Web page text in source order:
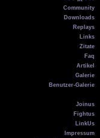
Community
Downloads
Replays
Links
Zitate
Faq
Artikel
Galerie
Benutzer-Galerie
Joinus
Fightus
LinkUs
Impressum